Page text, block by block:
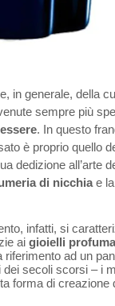
in generale, della
sempre più
. In questo
è proprio quello
dedizione all’arte
di nicchiae la
infatti, si
ai gioielli
ad un
secoli scorsi – i
forma di creazione